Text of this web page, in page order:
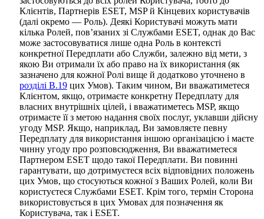
Клієнтів, Партнерів ESET, MSP й Кінцевих користувачів
(далі окремо — Роль). Деякі Користувачі можуть мати
кілька Ролей, пов’язаних зі Службами ESET, однак до Вас
може застосовуватися лише одна Роль в контексті
конкретної Передплати або Служби, залежно від мети, з
якою Ви отримали їх або право на їх використання (як
зазначено для кожної Ролі вище й додатково уточнено в
розділі B.19 цих Умов). Таким чином, Ви вважатиметеся
Клієнтом, якщо, отримаєте конкретну Передплату для
власних внутрішніх цілей, і вважатиметесь MSP, якщо
отримаєте її з метою надання своїх послуг, уклавши дійсну
угоду MSP. Якщо, наприклад, Ви замовляєте певну
Передплату для використання іншою організацією і маєте
чинну угоду про розповсюдження, Ви вважатиметеся
Партнером ESET щодо такої Передплати. Ви повинні
гарантувати, що дотримуєтеся всіх відповідних положень
цих Умов, що стосуються кожної з Ваших Ролей, коли Ви
користуєтеся Службами ESET. Крім того, термін Сторона
використовується в цих Умовах для позначення як
Користувача, так і ESET.